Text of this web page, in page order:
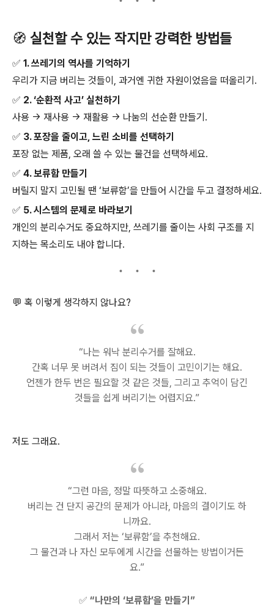
🧭 실천할 수 있는 작지만 강력한 방법들
✅ 1. 쓰레기의 역사를 기억하기
우리가 지금 버리는 것들이, 과거엔 귀한 자원이었음을 떠올리기.
✅ 2. ‘순환적 사고’ 실천하기
사용 → 재사용 → 재활용 → 나눔의 선순환 만들기.
✅ 3. 포장을 줄이고, 느린 소비를 선택하기
포장 없는 제품, 오래 쓸 수 있는 물건을 선택하세요.
✅ 4. 보류함 만들기
버릴지 말지 고민될 땐 ‘보류함’을 만들어 시간을 두고 결정하세요.
✅ 5. 시스템의 문제로 바라보기
개인의 분리수거도 중요하지만, 쓰레기를 줄이는 사회 구조를 지
지하는 목소리도 내야 합니다.
💬 혹 이렇게 생각하지 않나요?
“나는 워낙 분리수거를 잘해요.
간혹 너무 못 버려서 짐이 되는 것들이 고민이기는 해요.
언젠가 한두 번은 필요할 것 같은 것들, 그리고 추억이 담긴
것들을 쉽게 버리기는 어렵지요.”
저도 그래요.
“그런 마음, 정말 따뜻하고 소중해요.
버리는 건 단지 공간의 문제가 아니라, 마음의 결이기도 하
니까요.
그래서 저는 ‘보류함’을 추천해요.
그 물건과 나 자신 모두에게 시간을 선물하는 방법이거든
요.”
✅ “나만의 ‘보류함’을 만들기”